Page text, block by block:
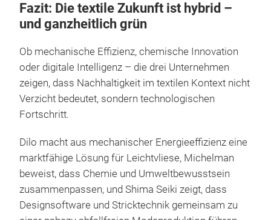
Fazit: Die textile Zukunft ist hybrid –
und ganzheitlich grün
Ob mechanische Effizienz, chemische Innovation
oder digitale Intelligenz – die drei Unternehmen
zeigen, dass Nachhaltigkeit im textilen Kontext nicht
Verzicht bedeutet, sondern technologischen
Fortschritt.
Dilo macht aus mechanischer Energieeffizienz eine
marktfähige Lösung für Leichtvliese, Michelman
beweist, dass Chemie und Umweltbewusstsein
zusammenpassen, und Shima Seiki zeigt, dass
Designsoftware und Stricktechnik gemeinsam zu